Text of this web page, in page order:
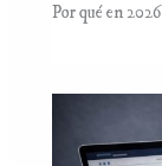
Por qué en